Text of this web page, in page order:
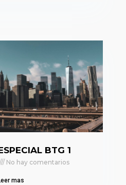
BTG 1
No hay comentarios
mas